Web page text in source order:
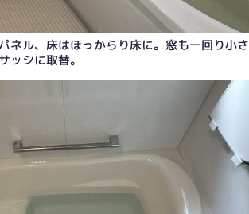
ネル、床はほっからり床に。窓も一回り小さ
ッシに取替。
プ付きに